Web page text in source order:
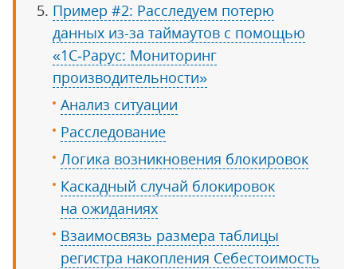
Пример #2: Расследуем потерю
данных из-за таймаутов с помощью
«1С‑Рарус: Мониторинг
производительности»
Анализ ситуации
Расследование
Логика возникновения блокировок
Каскадный случай блокировок
на ожиданиях
Взаимосвязь размера таблицы
регистра накопления Себестоимость